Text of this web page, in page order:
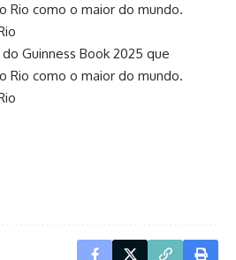
Rio como o maior do mundo.
Guinness Book 2025 que
Rio como o maior do mundo.